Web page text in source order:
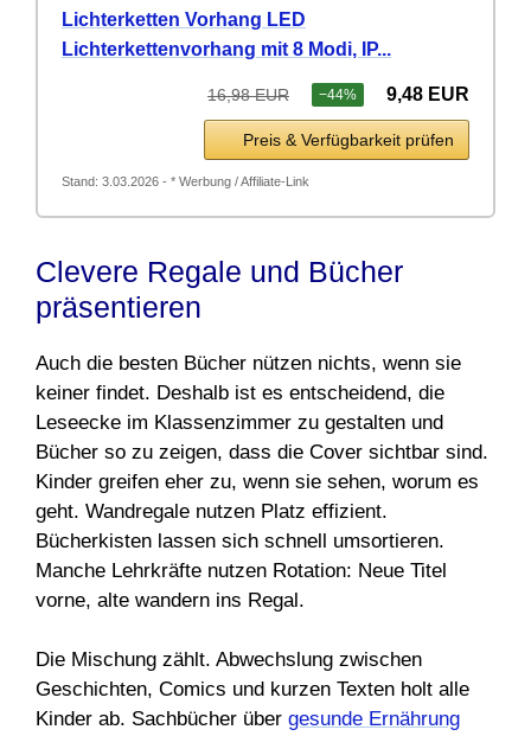
Lichterketten Vorhang LED
Lichterkettenvorhang mit 8 Modi, IP...
16,98 EUR −44% 9,48 EUR
Preis & Verfügbarkeit prüfen
Stand: 3.03.2026 - * Werbung / Affiliate-Link
Clevere Regale und Bücher
präsentieren
Auch die besten Bücher nützen nichts, wenn sie
keiner findet. Deshalb ist es entscheidend, die
Leseecke im Klassenzimmer zu gestalten und
Bücher so zu zeigen, dass die Cover sichtbar sind.
Kinder greifen eher zu, wenn sie sehen, worum es
geht. Wandregale nutzen Platz effizient.
Bücherkisten lassen sich schnell umsortieren.
Manche Lehrkräfte nutzen Rotation: Neue Titel
vorne, alte wandern ins Regal.
Die Mischung zählt. Abwechslung zwischen
Geschichten, Comics und kurzen Texten holt alle
Kinder ab. Sachbücher über gesunde Ernährung